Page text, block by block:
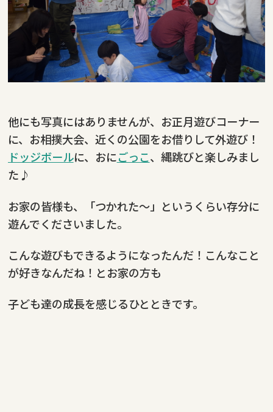
他にも写真にはありませんが、お正月遊びコーナー
に、お相撲大会、近くの公園をお借りして外遊び！
ドッジボールに、おにごっこ、縄跳びと楽しみまし
た♪
お家の皆様も、「つかれた～」というくらい存分に
遊んでくださいました。
こんな遊びもできるようになったんだ！こんなこと
が好きなんだね！とお家の方も
子ども達の成長を感じるひとときです。